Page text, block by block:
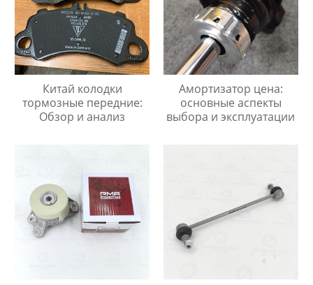
Китай колодки
тормозные передние:
Обзор и анализ
Амортизатор цена:
основные аспекты
выбора и эксплуатации